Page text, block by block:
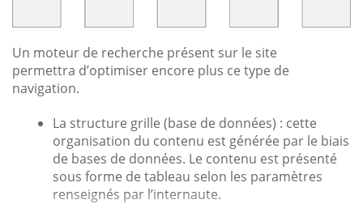
Un moteur de recherche présent sur le site
permettra d’optimiser encore plus ce type de
navigation.
La structure grille (base de données) : cette
organisation du contenu est générée par le biais
de bases de données. Le contenu est présenté
sous forme de tableau selon les paramètres
renseignés par l’internaute.